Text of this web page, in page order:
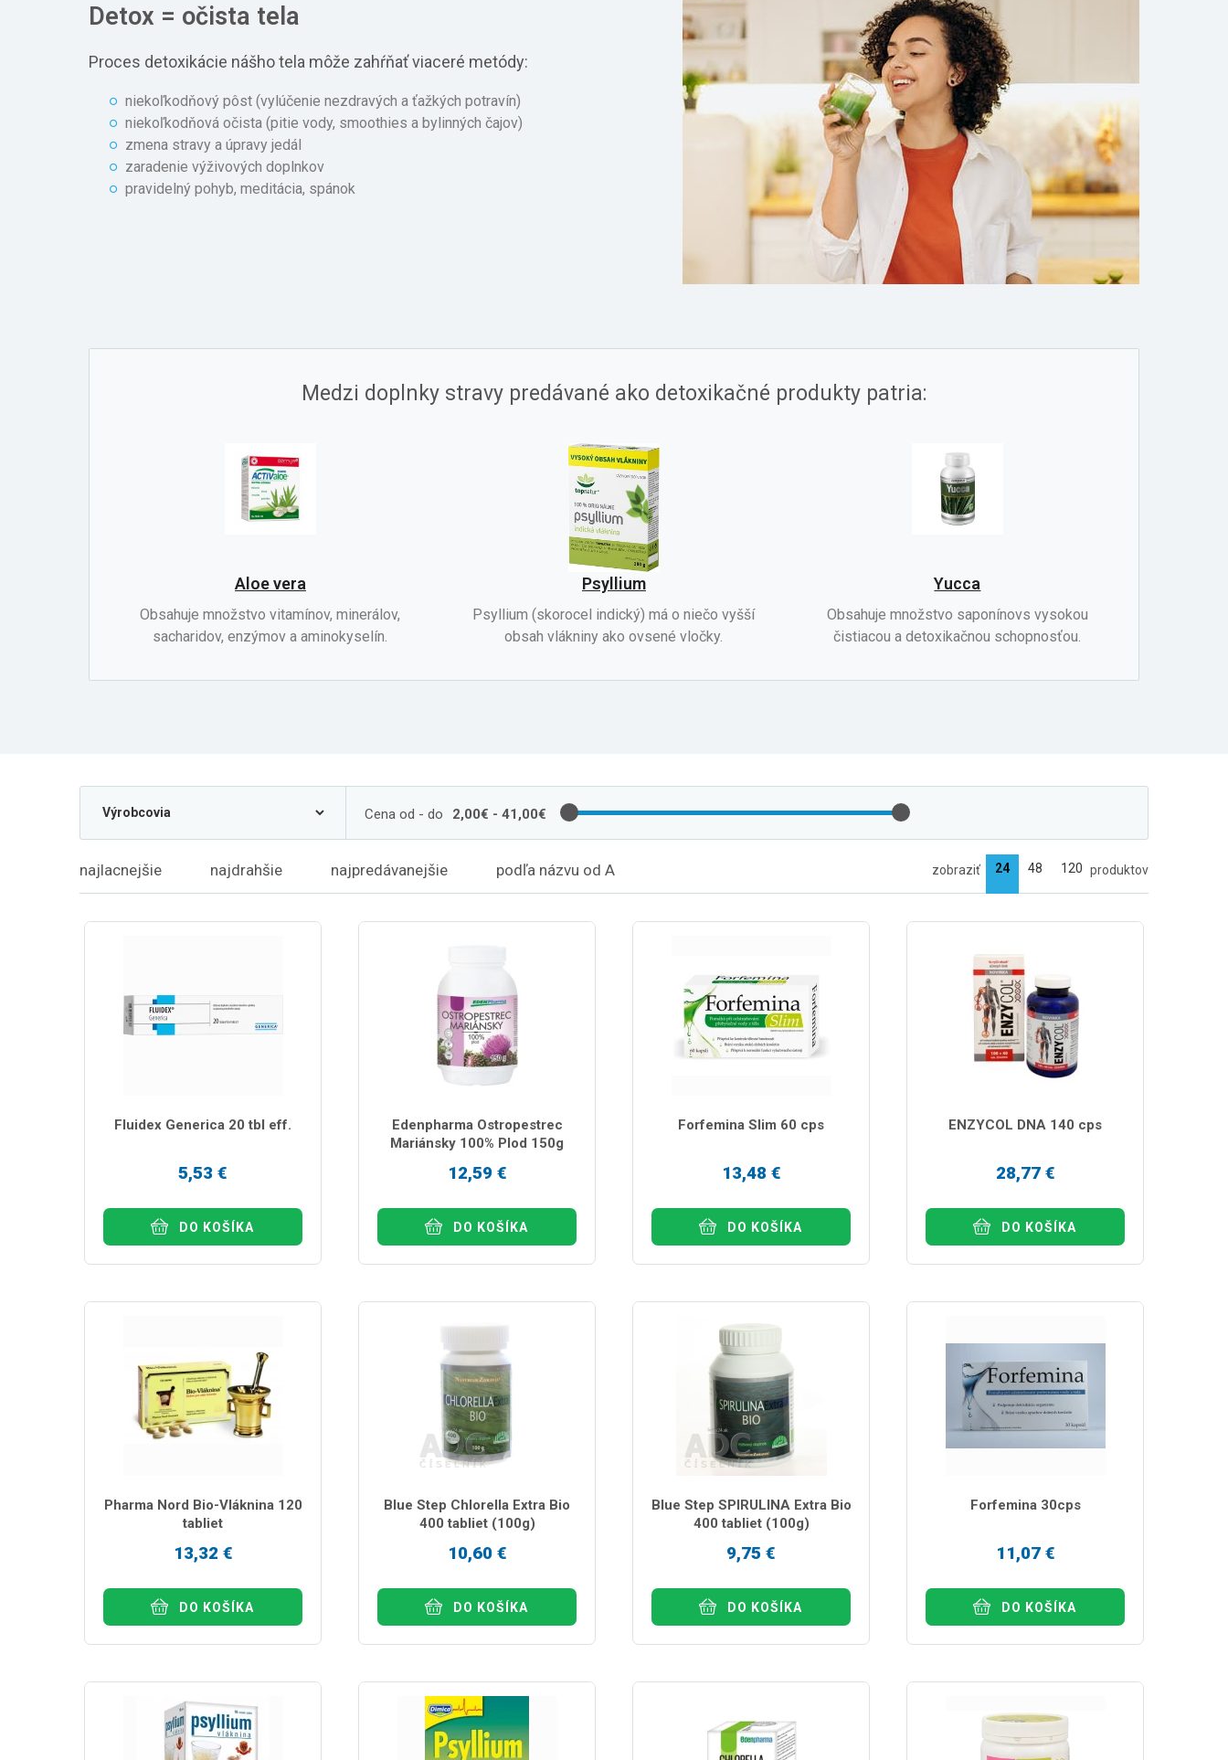
Detox = očista tela
Proces detoxikácie nášho tela môže zahŕňať viaceré metódy:
niekoľkodňový pôst (vylúčenie nezdravých a ťažkých potravín)
niekoľkodňová očista (pitie vody, smoothies a bylinných čajov)
zmena stravy a úpravy jedál
zaradenie výživových doplnkov
pravidelný pohyb, meditácia, spánok
Medzi doplnky stravy predávané ako detoxikačné produkty patria:
Aloe vera
Obsahuje množstvo vitamínov, minerálov,
sacharidov, enzýmov a aminokyselín.
Psyllium
Psyllium (skorocel indický) má o niečo vyšší
obsah vlákniny ako ovsené vločky.
Yucca
Obsahuje množstvo saponínovs vysokou
čistiacou a detoxikačnou schopnosťou.
Cena od - do 2,00€ - 41,00€
najlacnejšie najdrahšie najpredávanejšie podľa názvu od A zobraziť produktov
Fluidex Generica 20 tbl eff.
5,53 €
DO KOŠÍKA
Edenpharma Ostropestrec
Mariánsky 100% Plod 150g
12,59 €
DO KOŠÍKA
Forfemina Slim 60 cps
13,48 €
DO KOŠÍKA
ENZYCOL DNA 140 cps
28,77 €
DO KOŠÍKA
Pharma Nord Bio-Vláknina 120
tabliet
13,32 €
DO KOŠÍKA
Blue Step Chlorella Extra Bio
400 tabliet (100g)
10,60 €
DO KOŠÍKA
Blue Step SPIRULINA Extra Bio
400 tabliet (100g)
9,75 €
DO KOŠÍKA
Forfemina 30cps
11,07 €
DO KOŠÍKA